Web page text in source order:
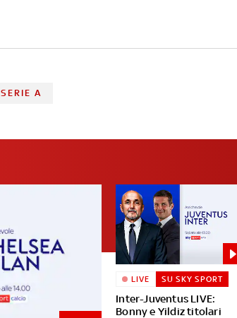
SERIE A
Inter-Juventus LIVE:
Bonny e Yildiz titolari
LIVE SU SKY SPORT